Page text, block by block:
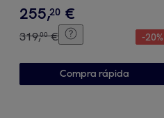
255,20 €
319,00 € -20%
Compra rápida